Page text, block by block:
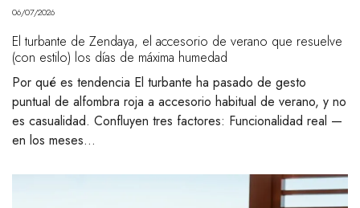
06/07/2026
El turbante de Zendaya, el accesorio de verano que resuelve
(con estilo) los días de máxima humedad
Por qué es tendencia El turbante ha pasado de gesto
puntual de alfombra roja a accesorio habitual de verano, y no
es casualidad. Confluyen tres factores: Funcionalidad real —
en los meses…